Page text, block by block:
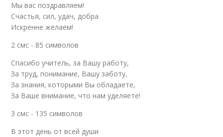
Мы вас поздравляем!
Счастья, сил, удач, добра
Искренне желаем!
2 смс - 85 символов
Спасибо учитель, за Вашу работу,
За труд, понимание, Вашу заботу,
За знания, которыми Вы обладаете,
За Ваше внимание, что нам уделяете!
3 смс - 135 символов
В этот день от всей души